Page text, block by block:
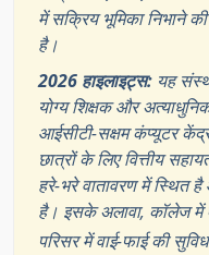
में सक्रिय भूमिका निभाने
है।
2026 हाइलाइट्स: यह
योग्य शिक्षक और
आईसीटी-सक्षम कंप्यूटर
छात्रों के लिए वित्तीय
हरे-भरे वातावरण में स्थित है
है। इसके अलावा, कॉलेज
परिसर में वाई-फाई की